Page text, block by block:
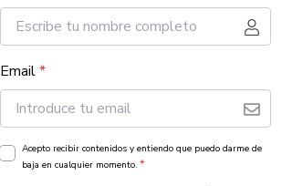
Email*
Acepto recibir contenidos y entiendo que puedo darme de
baja en cualquier momento. *